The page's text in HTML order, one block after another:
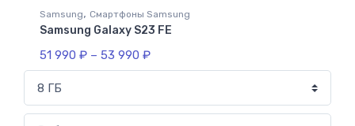
Samsung, Смартфоны Samsung
Samsung Galaxy S23 FE
51 990 ₽ – 53 990 ₽